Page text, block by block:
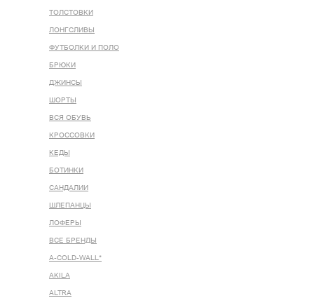
ТОЛСТОВКИ
ЛОНГСЛИВЫ
ФУТБОЛКИ И ПОЛО
БРЮКИ
ДЖИНСЫ
ШОРТЫ
ВСЯ ОБУВЬ
КРОССОВКИ
КЕДЫ
БОТИНКИ
САНДАЛИИ
ШЛЕПАНЦЫ
ЛОФЕРЫ
ВСЕ БРЕНДЫ
A-COLD-WALL*
AKILA
ALTRA